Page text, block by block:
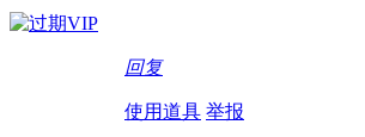
回复
使用道具 举报